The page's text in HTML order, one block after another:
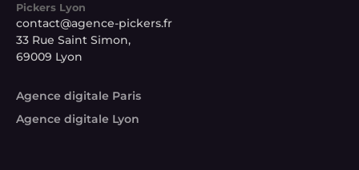
Pickers Lyon
contact@agence-pickers.fr
33 Rue Saint Simon,
69009 Lyon
Agence digitale Paris
Agence digitale Lyon